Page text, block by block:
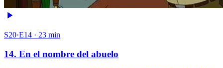
S20·E14 · 23 min
14. En el nombre del abuelo